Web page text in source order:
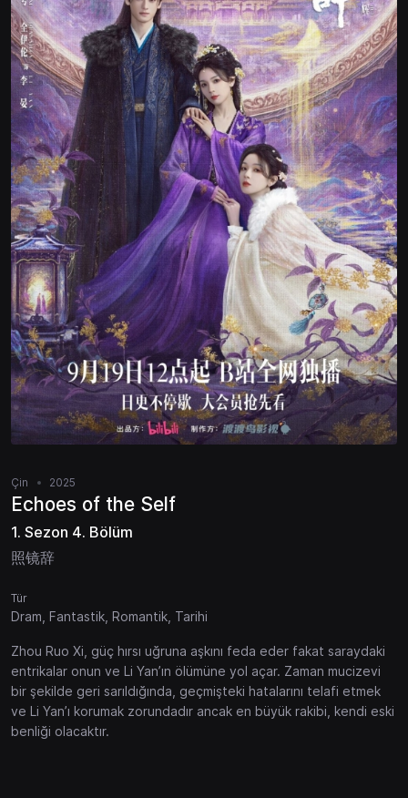
Çin 2025
Echoes of the Self
1. Sezon 4. Bölüm
照镜辞
Tür
Dram, Fantastik, Romantik, Tarihi
Zhou Ruo Xi, güç hırsı uğruna aşkını feda eder fakat saraydaki
entrikalar onun ve Li Yan’ın ölümüne yol açar. Zaman mucizevi
bir şekilde geri sarıldığında, geçmişteki hatalarını telafi etmek
ve Li Yan’ı korumak zorundadır ancak en büyük rakibi, kendi eski
benliği olacaktır.